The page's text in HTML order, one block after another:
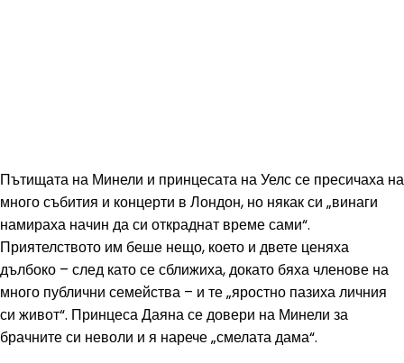
Пътищата на Минели и принцесата на Уелс се пресичаха на
много събития и концерти в Лондон, но някак си „винаги
намираха начин да си откраднат време сами“.
Приятелството им беше нещо, което и двете ценяха
дълбоко – след като се сближиха, докато бяха членове на
много публични семейства – и те „яростно пазиха личния
си живот“. Принцеса Даяна се довери на Минели за
брачните си неволи и я нарече „смелата дама“.